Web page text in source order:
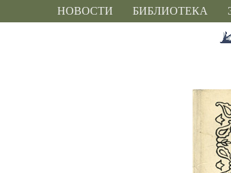
НОВОСТИ БИБЛИОТЕКА